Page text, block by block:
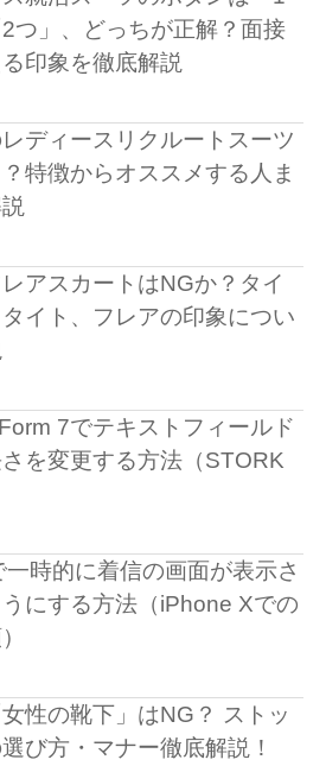
つ」、どっちが正解？面接
印象を徹底解説
ディースリクルートスーツ
特徴からオススメする人ま
アスカートはNGか？タイ
タイト、フレアの印象につい
7でテキストフィールド
を変更する方法（STORK
時的に着信の画面が表示さ
にする方法（iPhone Xでの
性の靴下」はNG？ ストッ
び方・マナー徹底解説！